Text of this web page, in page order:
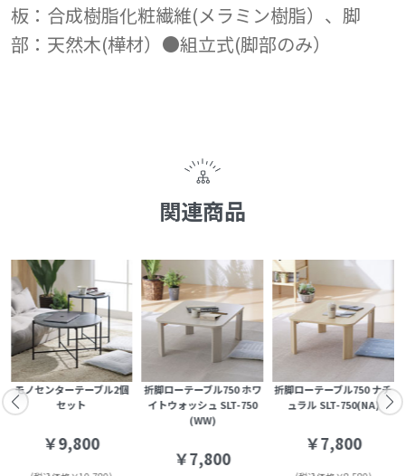
板：合成樹脂化粧繊維(メラミン樹脂）、脚
部：天然木(樺材）●組立式(脚部のみ）
関連商品
モノセンターテーブル2個
セット
￥9,800
折脚ローテーブル750 ホワ
イトウォッシュ SLT-750
(WW)
￥7,800
折脚ローテーブル750 ナチ
ュラル SLT-750(NA)
￥7,800